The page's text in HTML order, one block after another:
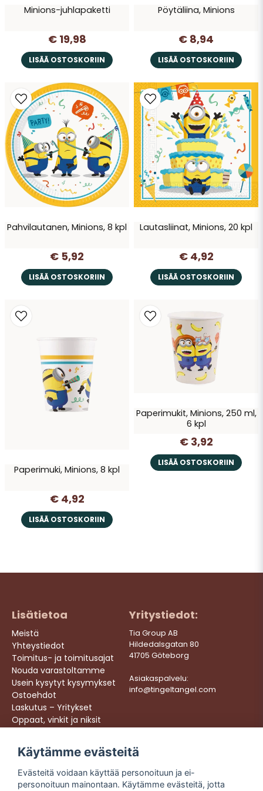
Minions-juhlapaketti
€ 19,98
LISÄÄ OSTOSKORIIN
Pöytäliina, Minions
€ 8,94
LISÄÄ OSTOSKORIIN
Pahvilautanen, Minions, 8 kpl
€ 5,92
LISÄÄ OSTOSKORIIN
Lautasliinat, Minions, 20 kpl
€ 4,92
LISÄÄ OSTOSKORIIN
Paperimuki, Minions, 8 kpl
€ 4,92
LISÄÄ OSTOSKORIIN
Paperimukit, Minions, 250 ml,
6 kpl
€ 3,92
LISÄÄ OSTOSKORIIN
Lisätietoa
Meistä
Yhteystiedot
Toimitus- ja toimitusajat
Nouda varastoltamme
Usein kysytyt kysymykset
Ostoehdot
Laskutus – Yritykset
Oppaat, vinkit ja niksit
Yritystiedot:
Tia Group AB
Hildedalsgatan 80
41705 Göteborg
Asiakaspalvelu:
info@tingeltangel.com
Följ oss:
Instagram
Nopeat toimitukset
Turvalliset ostokset
Käytämme evästeitä
Evästeitä voidaan käyttää personoituun ja ei-
personoituun mainontaan. Käytämme evästeitä, jotta